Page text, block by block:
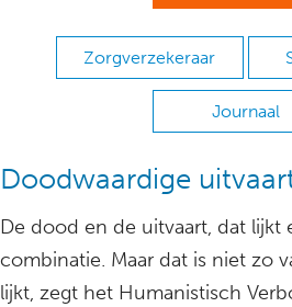
Zorgverzekeraar
Journaal
Doodwaardige
De dood en de uitvaart, dat lijkt
combinatie. Maar dat is niet zo
lijkt, zegt het Humanistisch